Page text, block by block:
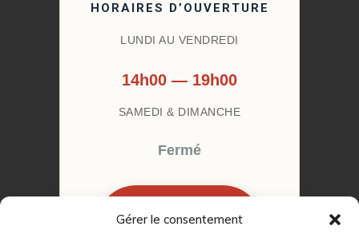
Gérer le consentement
HORAIRES D’OUVERTURE
LUNDI AU VENDREDI
14h00 — 19h00
SAMEDI & DIMANCHE
Fermé